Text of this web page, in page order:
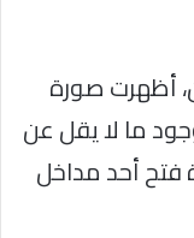
أظهرت صورة
ما لا يقل عن
فتح أحد مداخل